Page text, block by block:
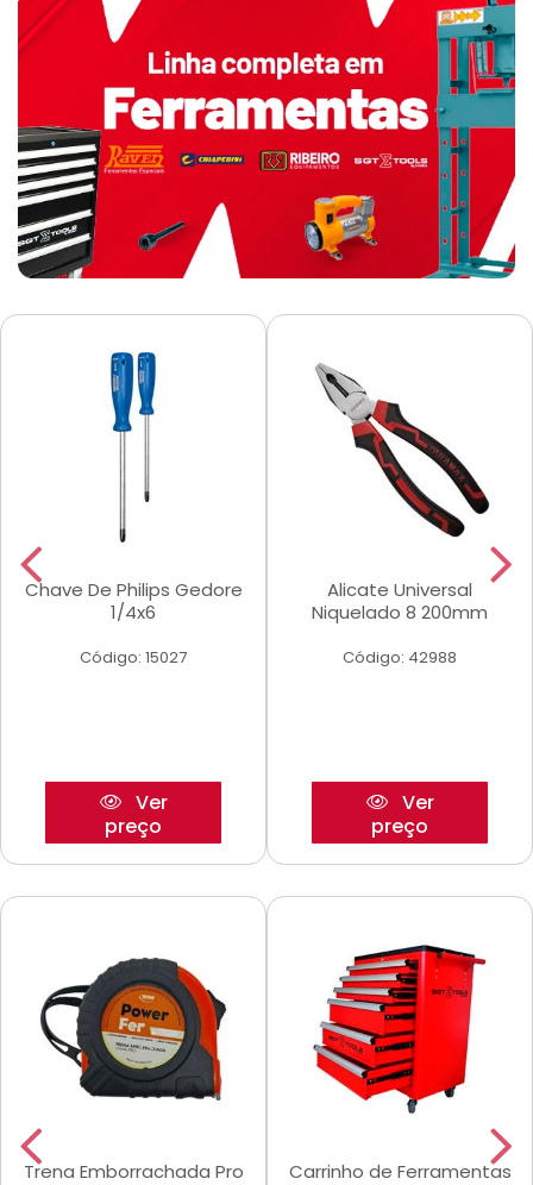
Chave De Philips Gedore
1/4x6
Código: 15027
Ver
preço
Alicate Universal
Niquelado 8 200mm
Código: 42988
Ver
preço
Trena Emborrachada Pro
Carrinho de Ferramentas